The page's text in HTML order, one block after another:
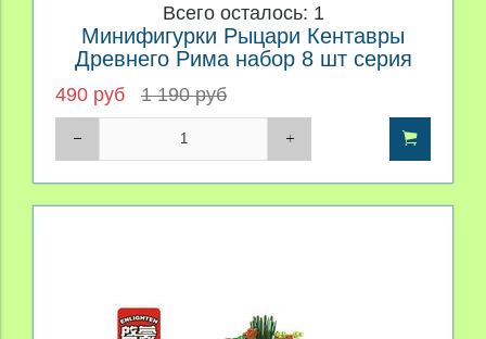
Всего осталось: 1
Минифигурки Рыцари Кентавры
Древнего Рима набор 8 шт серия
484
490 руб 1 190 руб